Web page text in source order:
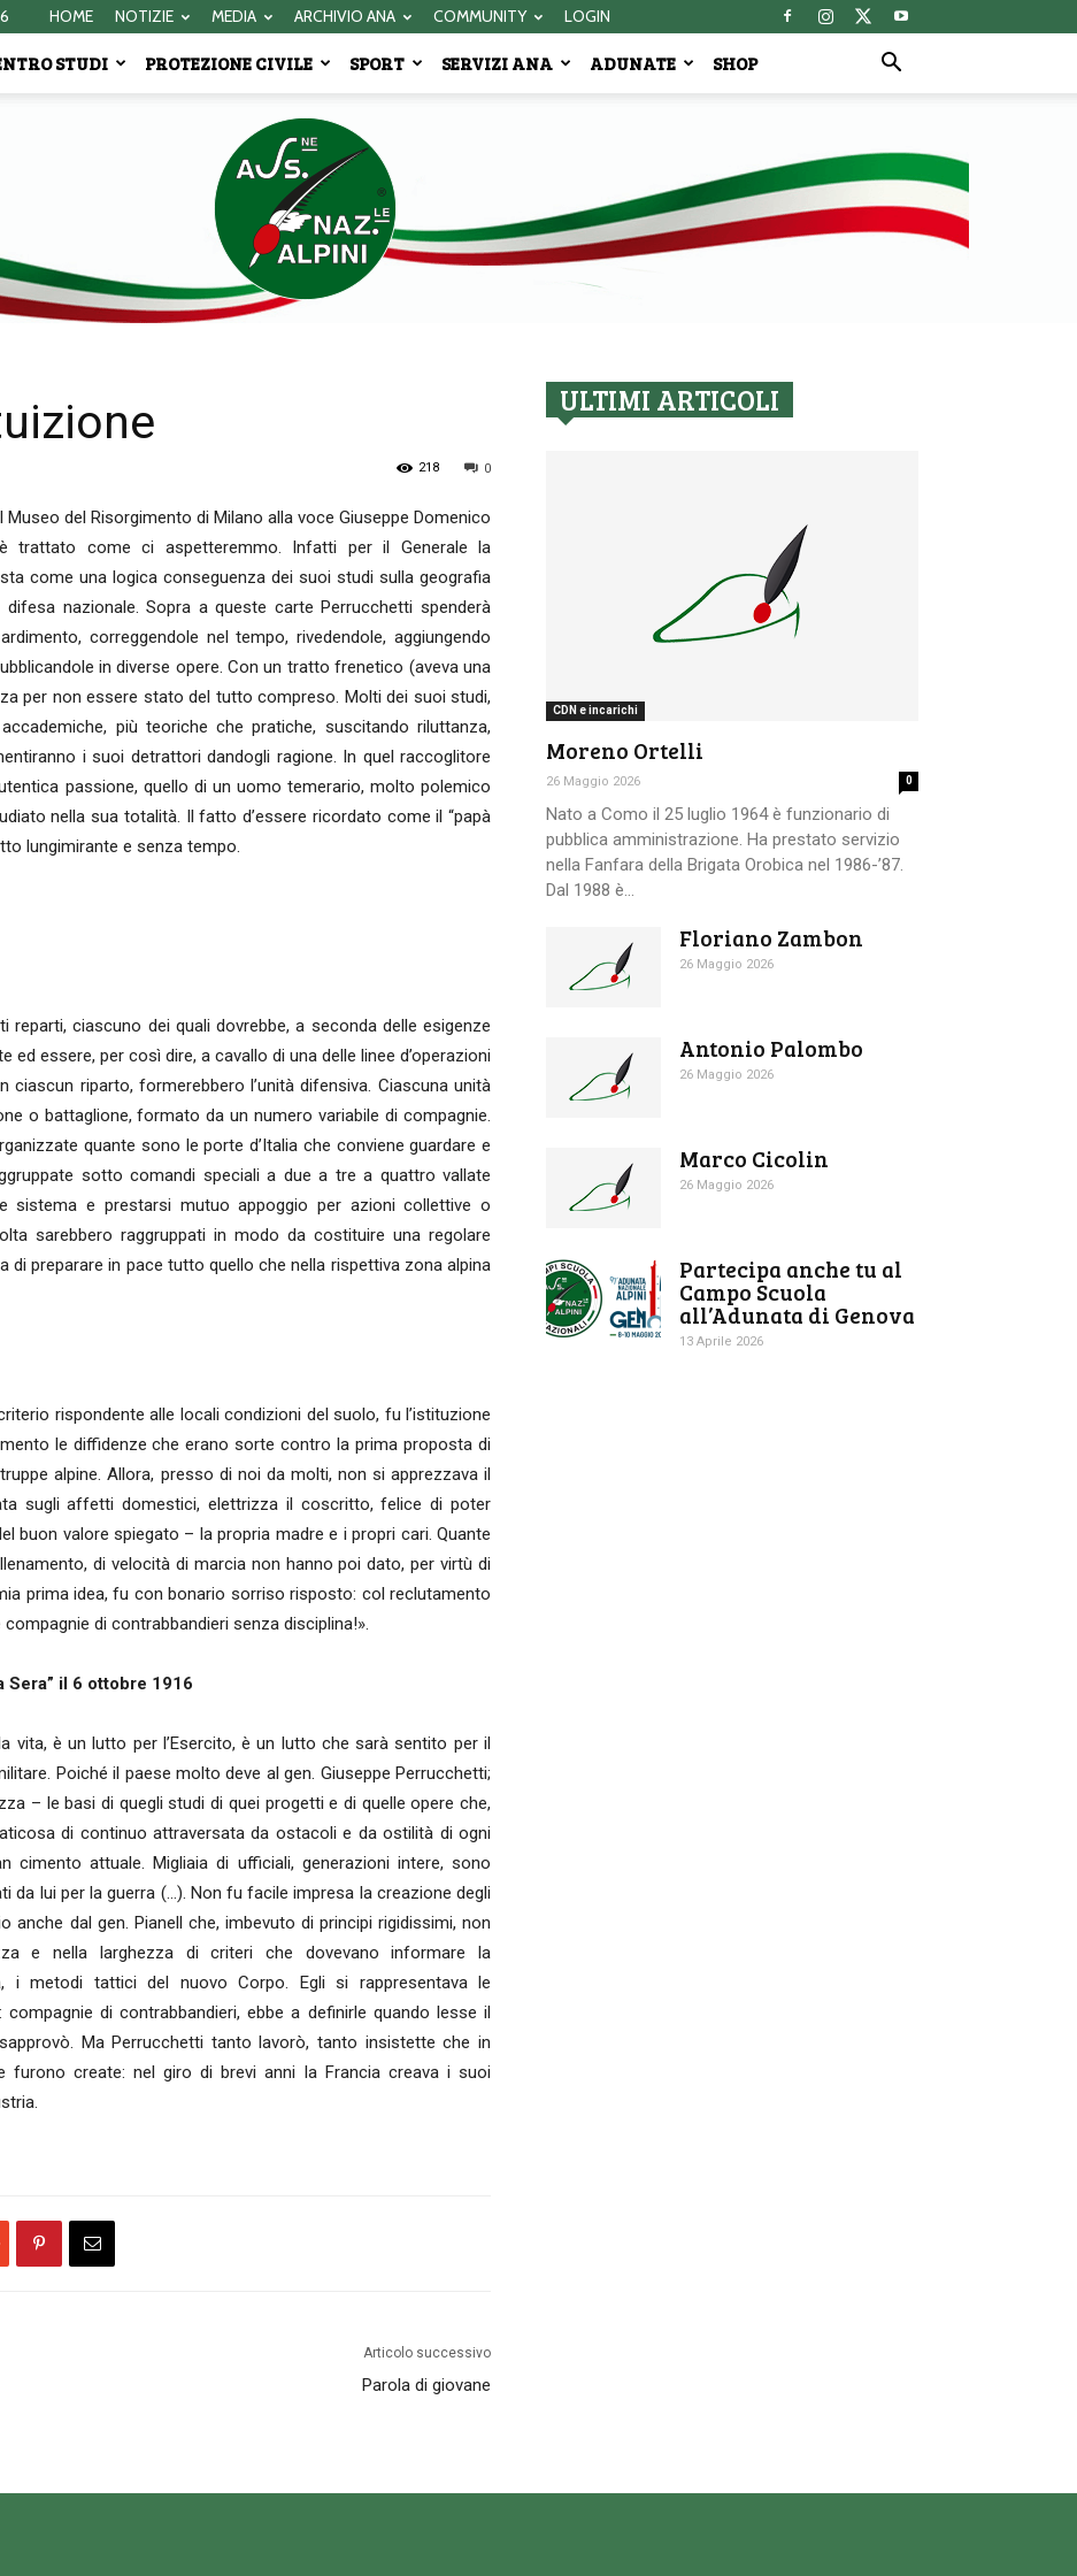
HOME NOTIZIE MEDIA ARCHIVIO ANA COMMUNITY LOGIN
STUDI PROTEZIONE CIVILE SPORT SERVIZI ANA ADUNATE SHOP
Nazionale
Alpini
0
218
del Risorgimento di Milano alla voce Giuseppe Domenico
è trattato come ci aspetteremmo. Infatti per il Generale la
come una logica conseguenza dei suoi studi sulla geografia
nazionale. Sopra a queste carte Perrucchetti spenderà
correggendole nel tempo, rivedendole, aggiungendo
in diverse opere. Con un tratto frenetico (aveva una
per non essere stato del tutto compreso. Molti dei suoi studi,
più teoriche che pratiche, suscitando riluttanza,
i suoi detrattori dandogli ragione. In quel raccoglitore
passione, quello di un uomo temerario, molto polemico
nella sua totalità. Il fatto d’essere ricordato come il “papà
lungimirante e senza tempo.
reparti, ciascuno dei quali dovrebbe, a seconda delle esigenze
ed essere, per così dire, a cavallo di una delle linee d’operazioni
riparto, formerebbero l’unità difensiva. Ciascuna unità
o battaglione, formato da un numero variabile di compagnie.
quante sono le porte d’Italia che conviene guardare e
sotto comandi speciali a due a tre a quattro vallate
sistema e prestarsi mutuo appoggio per azioni collettive o
sarebbero raggruppati in modo da costituire una regolare
di preparare in pace tutto quello che nella rispettiva zona alpina
rispondente alle locali condizioni del suolo, fu l’istituzione
le diffidenze che erano sorte contro la prima proposta di
alpine. Allora, presso di noi da molti, non si apprezzava il
sugli affetti domestici, elettrizza il coscritto, felice di poter
buon valore spiegato – la propria madre e i propri cari. Quante
di velocità di marcia non hanno poi dato, per virtù di
prima idea, fu con bonario sorriso risposto: col reclutamento
di contrabbandieri senza disciplina!».
Sera” il 6 ottobre 1916
vita, è un lutto per l’Esercito, è un lutto che sarà sentito per il
Poiché il paese molto deve al gen. Giuseppe Perrucchetti;
– le basi di quegli studi di quei progetti e di quelle opere che,
di continuo attraversata da ostacoli e da ostilità di ogni
cimento attuale. Migliaia di ufficiali, generazioni intere, sono
da lui per la guerra (…). Non fu facile impresa la creazione degli
anche dal gen. Pianell che, imbevuto di principi rigidissimi, non
e nella larghezza di criteri che dovevano informare la
i metodi tattici del nuovo Corpo. Egli si rappresentava le
di contrabbandieri, ebbe a definirle quando lesse il
Ma Perrucchetti tanto lavorò, tanto insistette che in
furono create: nel giro di brevi anni la Francia creava i suoi
Articolo successivo
Parola di giovane
ULTIMI ARTICOLI
CDN e incarichi
Moreno Ortelli
26 Maggio 2026 0
Nato a Como il 25 luglio 1964 è funzionario di
pubblica amministrazione. Ha prestato servizio
nella Fanfara della Brigata Orobica nel 1986-’87.
Dal 1988 è...
Floriano Zambon
26 Maggio 2026
Antonio Palombo
26 Maggio 2026
Marco Cicolin
26 Maggio 2026
Partecipa anche tu al
Campo Scuola
all’Adunata di Genova
13 Aprile 2026